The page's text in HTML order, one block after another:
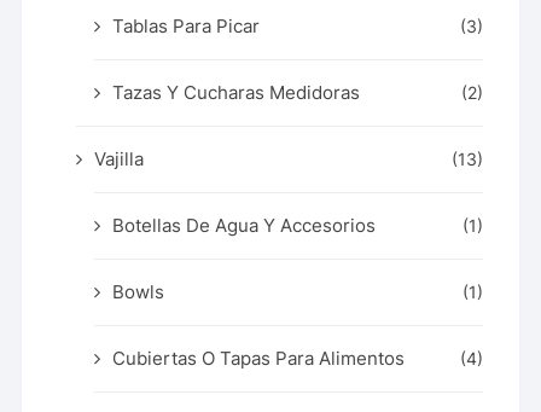
Tablas Para Picar (3)
Tazas Y Cucharas Medidoras (2)
Vajilla (13)
Botellas De Agua Y Accesorios (1)
Bowls (1)
Cubiertas O Tapas Para Alimentos (4)